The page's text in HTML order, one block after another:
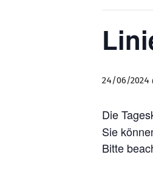
24/06/2024
Die
Sie
Bitte